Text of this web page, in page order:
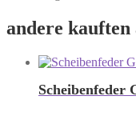
andere kauften
Scheibenfeder